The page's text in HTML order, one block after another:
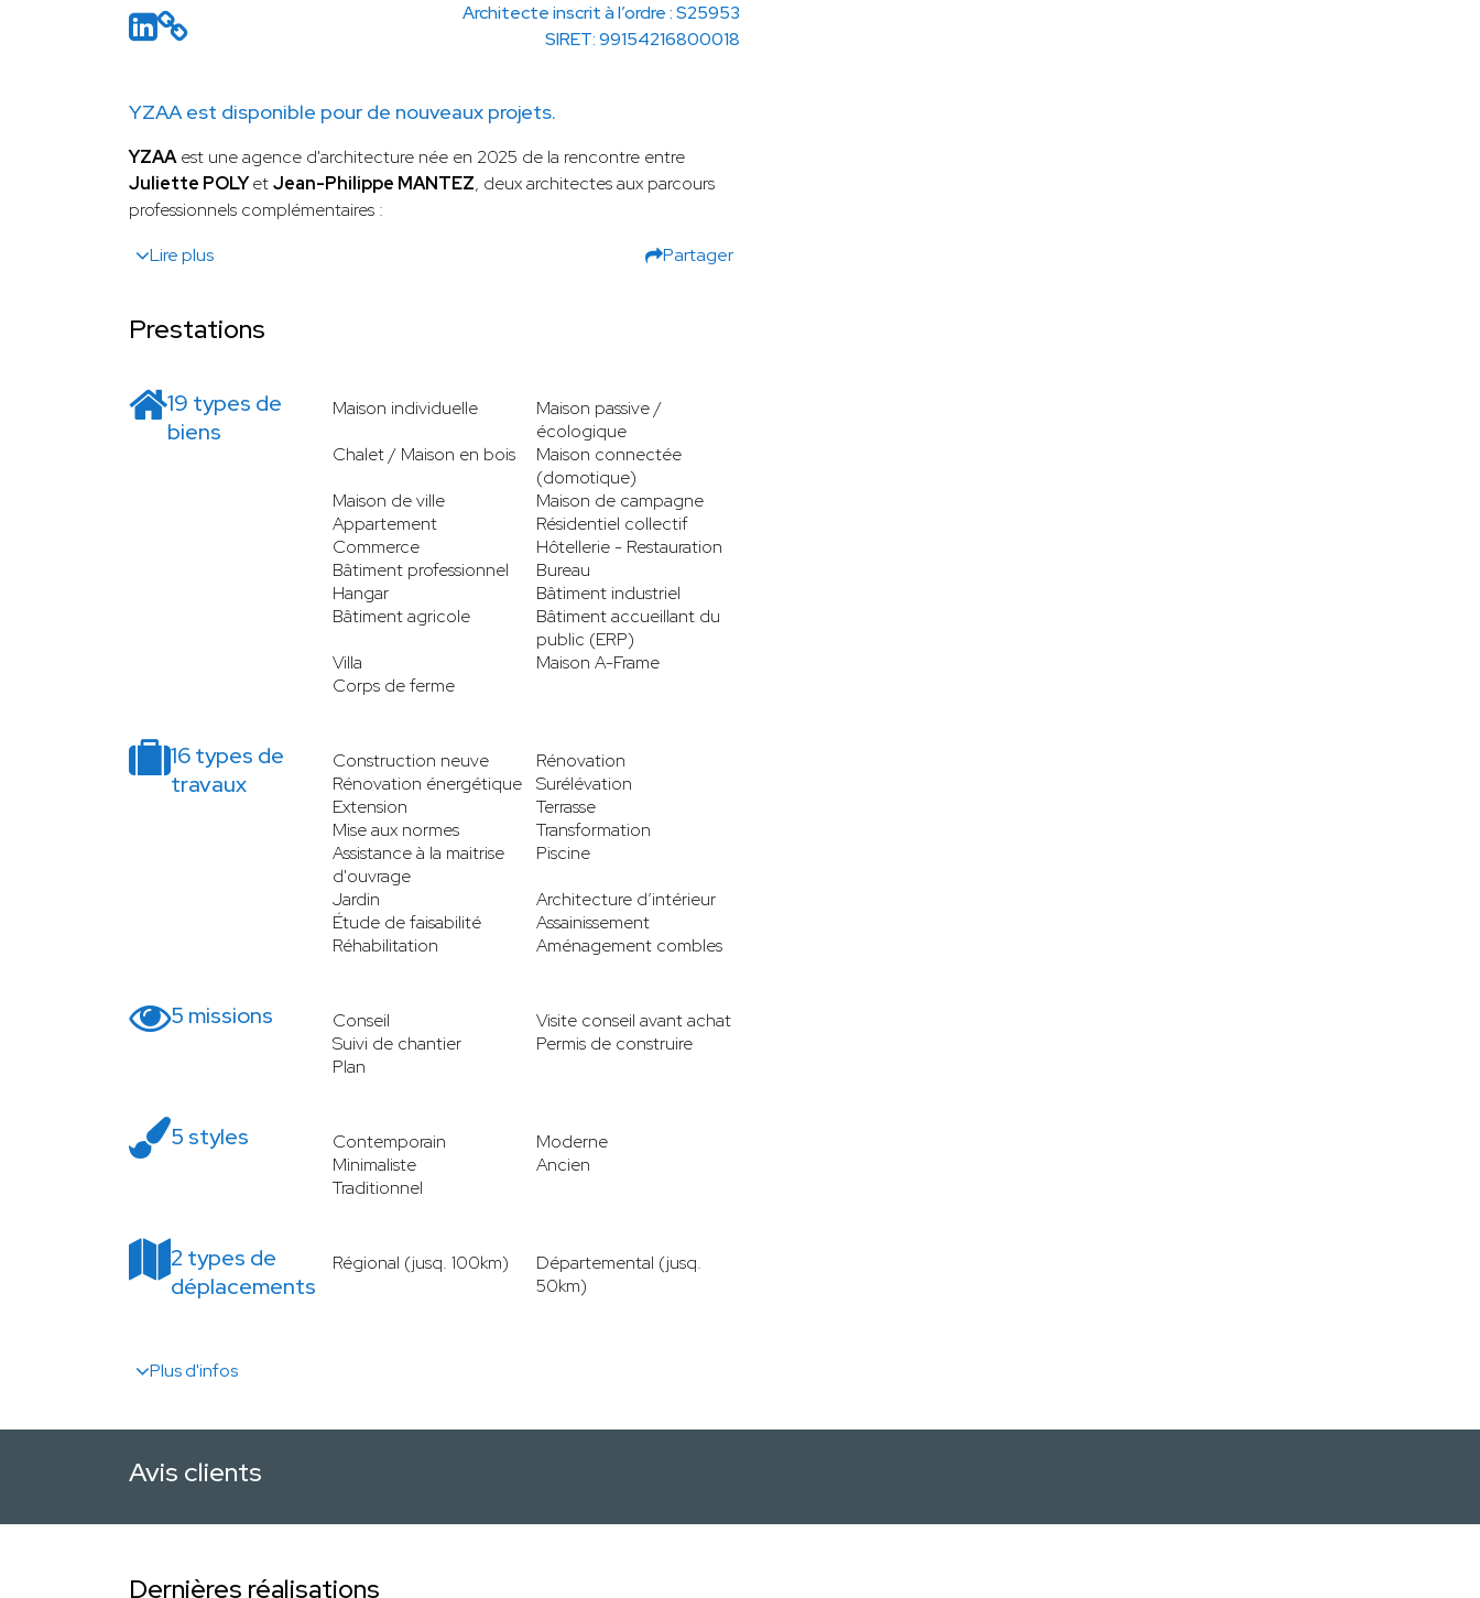
Architecte inscrit à l’ordre : S25953
SIRET: 99154216800018
YZAA est disponible pour de nouveaux projets.
YZAAest une agence d'architecture née en 2025 de la rencontre entre
Juliette POLYetJean-Philippe MANTEZ, deux architectes aux parcours
professionnels complémentaires :
Lire plus
Partager
Prestations
19 types de
biens
Maison individuelle
Maison passive /
écologique
Chalet / Maison en bois
Maison connectée
(domotique)
Maison de ville
Maison de campagne
Appartement
Résidentiel collectif
Commerce
Hôtellerie - Restauration
Bâtiment professionnel
Bureau
Hangar
Bâtiment industriel
Bâtiment agricole
Bâtiment accueillant du
public (ERP)
Villa
Maison A-Frame
Corps de ferme
16 types de
travaux
Construction neuve
Rénovation
Rénovation énergétique
Surélévation
Extension
Terrasse
Mise aux normes
Transformation
Assistance à la maitrise
d'ouvrage
Piscine
Jardin
Architecture d’intérieur
Étude de faisabilité
Assainissement
Réhabilitation
Aménagement combles
5 missions Conseil
Visite conseil avant achat
Suivi de chantier
Permis de construire
Plan
5 styles Contemporain
Moderne
Minimaliste
Ancien
Traditionnel
2 types de
déplacements
Régional (jusq. 100km)
Départemental (jusq.
50km)
Plus d'infos
Avis clients
Dernières réalisations